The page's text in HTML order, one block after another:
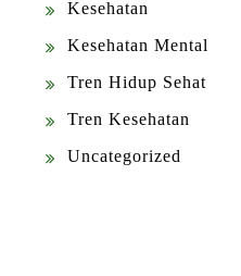
Kesehatan
Kesehatan Mental
Tren Hidup Sehat
Tren Kesehatan
Uncategorized